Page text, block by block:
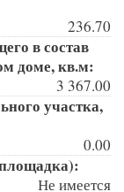
236.70
в состав
доме, кв.м:
3 367.00
участка,
0.00
Не имеется